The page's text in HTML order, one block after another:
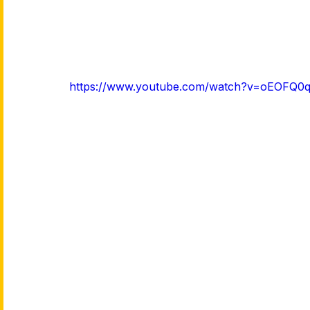
https://www.youtube.com/